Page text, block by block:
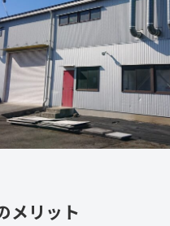
メリット